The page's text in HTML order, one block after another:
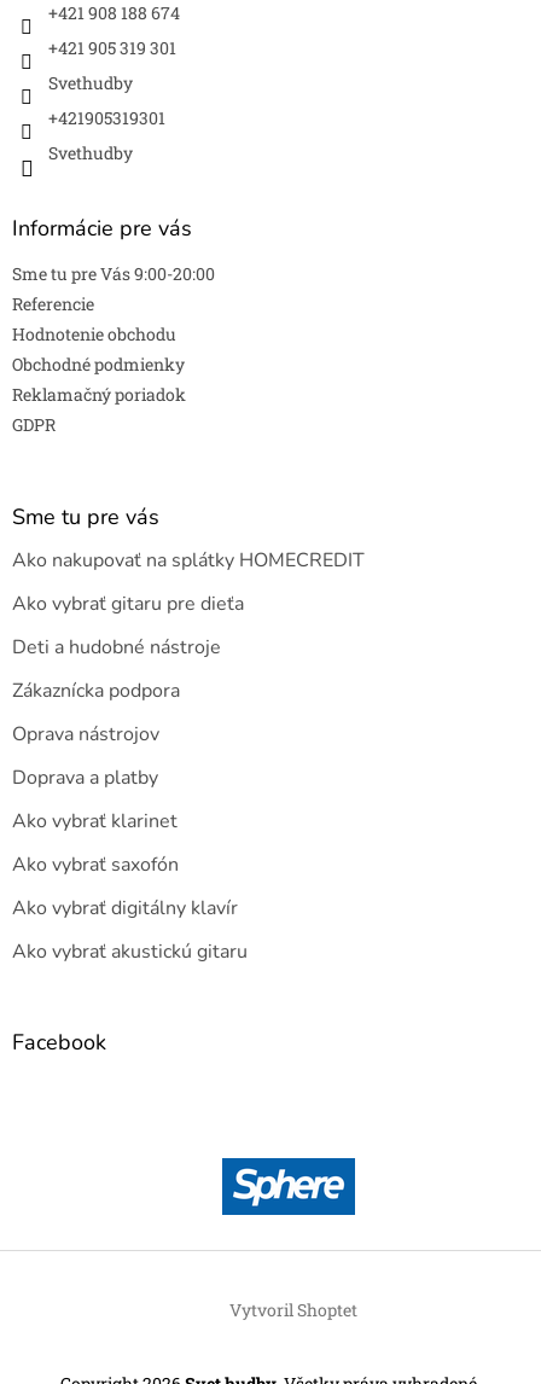
+421 908 188 674
+421 905 319 301
Svethudby
+421905319301
Svethudby
Informácie pre vás
Sme tu pre Vás 9:00-20:00
Referencie
Hodnotenie obchodu
Obchodné podmienky
Reklamačný poriadok
GDPR
Sme tu pre vás
Ako nakupovať na splátky HOMECREDIT
Ako vybrať gitaru pre dieťa
Deti a hudobné nástroje
Zákaznícka podpora
Oprava nástrojov
Doprava a platby
Ako vybrať klarinet
Ako vybrať saxofón
Ako vybrať digitálny klavír
Ako vybrať akustickú gitaru
Facebook
Vytvoril Shoptet